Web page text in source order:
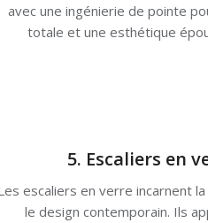
avec une ingénierie de pointe
totale et une esthétique
5. Escaliers en
escaliers en verre incarnent
le design contemporain. Ils